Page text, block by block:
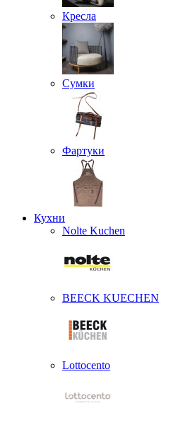
Кресла
Сумки
Фартуки
Кухни
Nolte Kuchen
BEECK KUECHEN
Lottocento